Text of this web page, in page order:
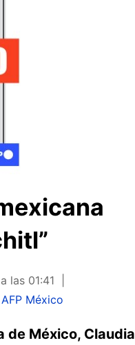
las 01:41
AFP México
de México, Claudia